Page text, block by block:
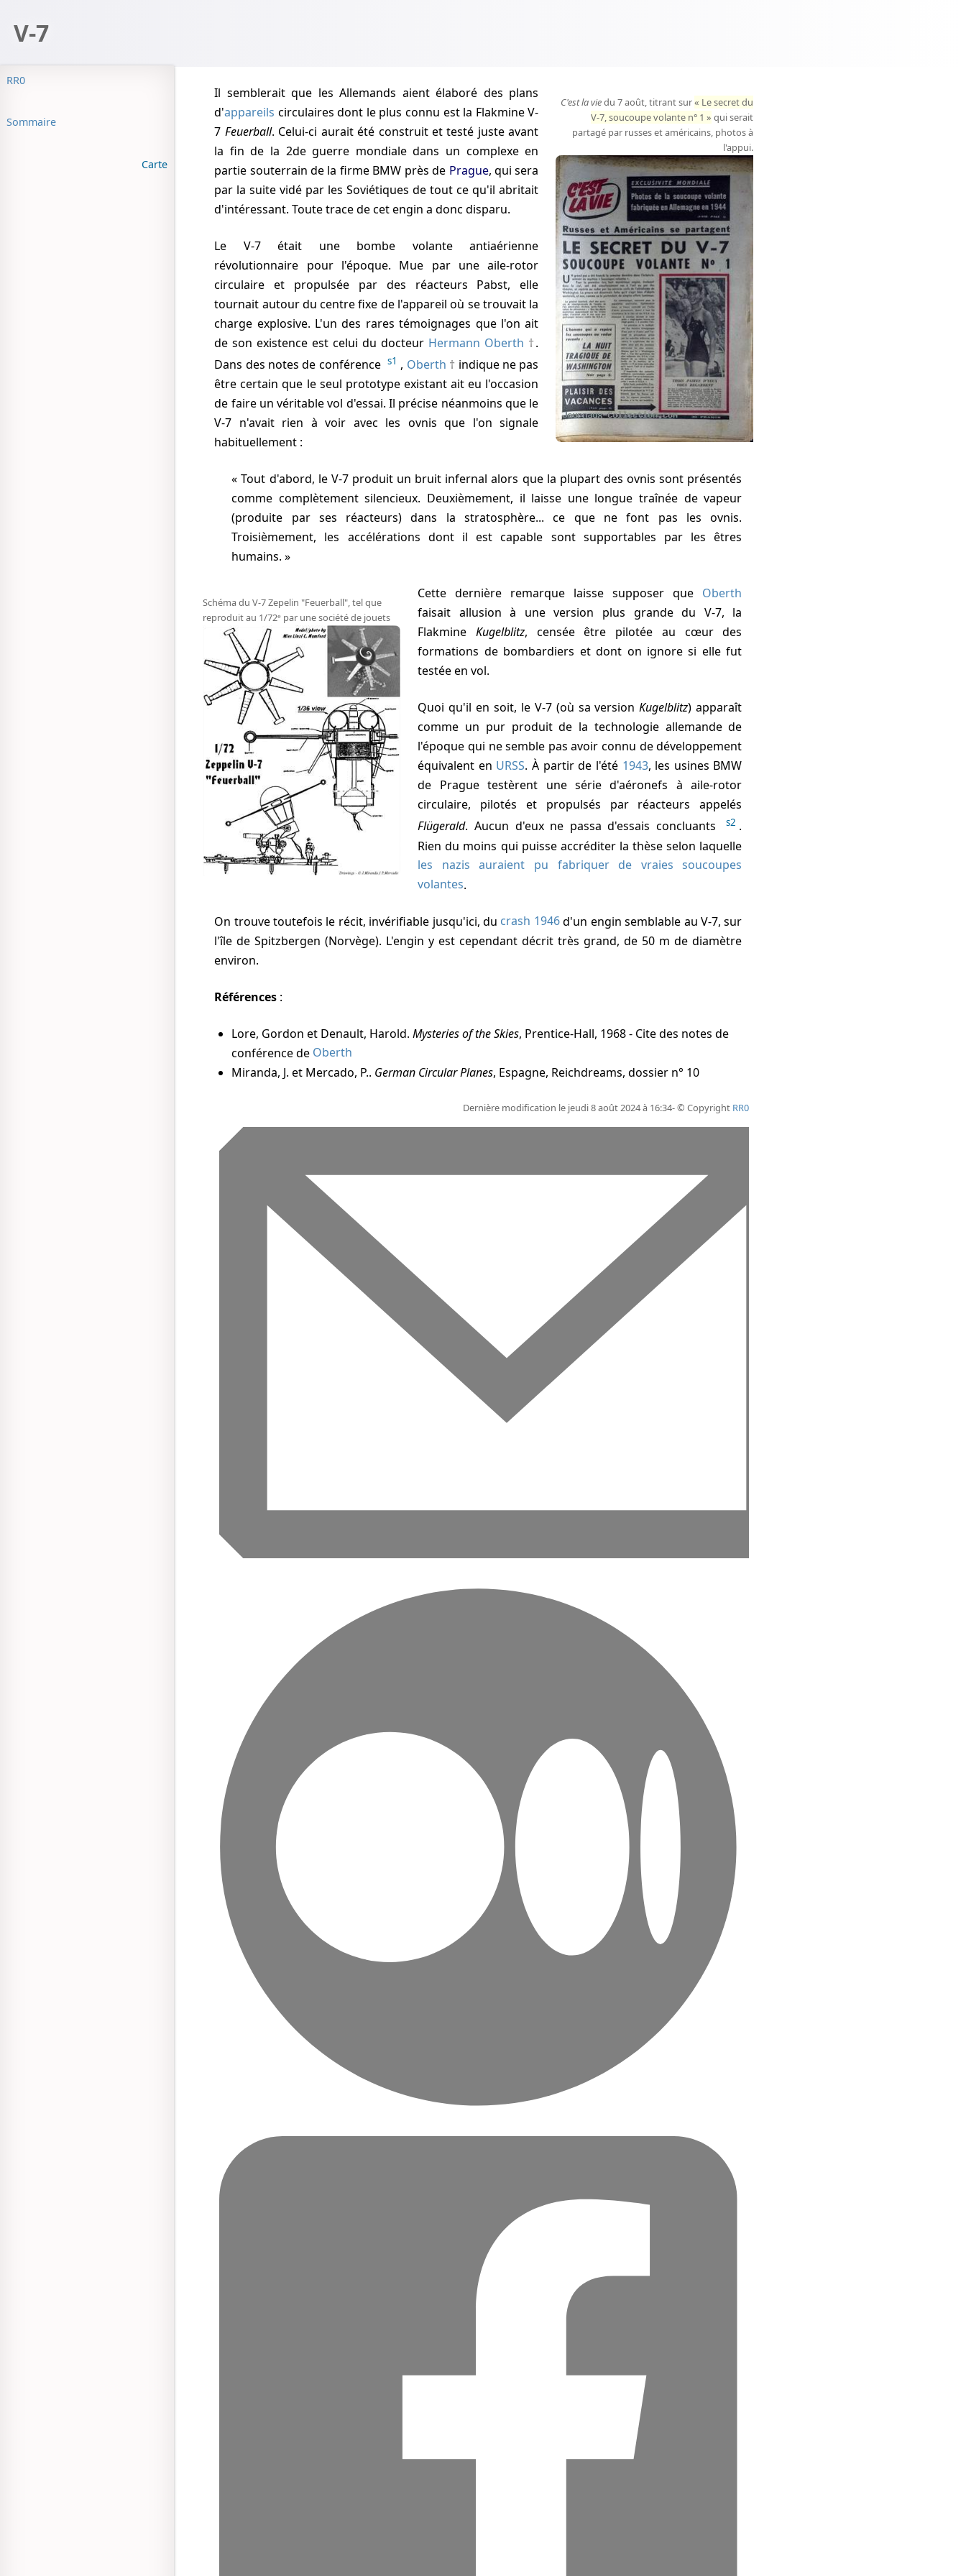
V-7
RR0
Sommaire
Carte
C'est la viedu 7 août, titrant sur Le secret du
V-7, soucoupe volante n° 1
qui serait
partagé par russes et américains, photos à
l'appui.
Il semblerait que les Allemands aient élaboré des plans
d'appareils circulaires dont le plus connu est la Flakmine V-
7 Feuerball. Celui-ci aurait été construit et testé juste avant
la fin de la 2de guerre mondiale dans un complexe en
partie souterrain de la firme BMW près de Prague, qui sera
par la suite vidé par les Soviétiques de tout ce qu'il abritait
d'intéressant. Toute trace de cet engin a donc disparu.
Le V-7 était une bombe volante antiaérienne
révolutionnaire pour l'époque. Mue par une aile-rotor
circulaire et propulsée par des réacteurs Pabst, elle
tournait autour du centre fixe de l'appareil où se trouvait la
charge explosive. L'un des rares témoignages que l'on ait
de son existence est celui du docteur Hermann Oberth
.
Dans des notes de conférence s1 , Oberth
indique ne pas
être certain que le seul prototype existant ait eu l'occasion
de faire un véritable vol d'essai. Il précise néanmoins que le
V-7 n'avait rien à voir avec les ovnis que l'on signale
habituellement :
Tout d'abord, le V-7 produit un bruit infernal alors que la plupart des ovnis sont présentés
comme complètement silencieux. Deuxièmement, il laisse une longue traînée de vapeur
(produite par ses réacteurs) dans la stratosphère... ce que ne font pas les ovnis.
Troisièmement, les accélérations dont il est capable sont supportables par les êtres
humains.
Schéma du V-7 Zepelin "Feuerball", tel que
reproduit au 1/72ᵉ par une société de jouets
Cette dernière remarque laisse supposer que Oberth
faisait allusion à une version plus grande du V-7, la
Flakmine Kugelblitz, censée être pilotée au cœur des
formations de bombardiers et dont on ignore si elle fut
testée en vol.
Quoi qu'il en soit, le V-7 (où sa versionKugelblitz) apparaît
comme un pur produit de la technologie allemande de
l'époque qui ne semble pas avoir connu de développement
équivalent en URSS. À partir de l'été 1943, les usines BMW
de Prague testèrent une série d'aéronefs à aile-rotor
circulaire, pilotés et propulsés par réacteurs appelés
Flügerald. Aucun d'eux ne passa d'essais concluants s2 .
Rien du moins qui puisse accréditer la thèse selon laquelle
les nazis auraient pu fabriquer de vraies soucoupes
volantes.
On trouve toutefois le récit, invérifiable jusqu'ici, du crash 1946d'un engin semblable au V-7, sur
l'île de Spitzbergen (Norvège). L'engin y est cependant décrit très grand, de 50 m de diamètre
environ.
Références :
Lore, Gordon et Denault, Harold.Mysteries of the Skies, Prentice-Hall, 1968 - Cite des notes de
conférence de Oberth
Miranda, J. et Mercado, P.. German Circular Planes, Espagne, Reichdreams, dossier n° 10
Dernière modification le jeudi 8 août 2024 à 16:34- © Copyright RR0